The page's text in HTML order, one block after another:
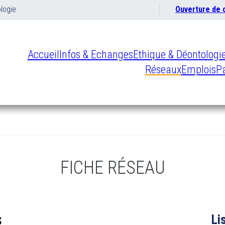
Ouverture de
AccueilInfos & EchangesEthique &
RéseauxEmplois
FICHE RÉSEAU